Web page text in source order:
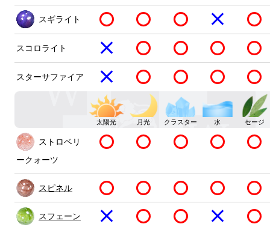
スギライト
スコロライト
スターサファイア
太陽光 月光 クラスター 水 セージ
ストロベリ
ークォーツ
スピネル
スフェーン